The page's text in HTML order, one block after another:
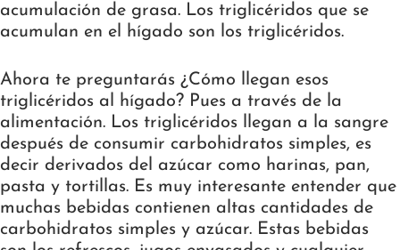
acumulación de grasa. Los triglicéridos que se
acumulan en el hígado son los triglicéridos.
Ahora te preguntarás ¿Cómo llegan esos
triglicéridos al hígado? Pues a través de la
alimentación. Los triglicéridos llegan a la sangre
después de consumir carbohidratos simples, es
decir derivados del azúcar como harinas, pan,
pasta y tortillas. Es muy interesante entender que
muchas bebidas contienen altas cantidades de
carbohidratos simples y azúcar. Estas bebidas